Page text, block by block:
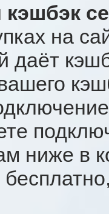
на
даёт
ниже в